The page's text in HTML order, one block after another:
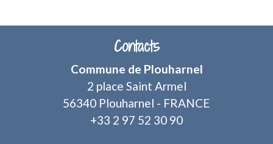
Contacts
Commune de Plouharnel
2 place Saint Armel
56340 Plouharnel - FRANCE
+33 2 97 52 30 90